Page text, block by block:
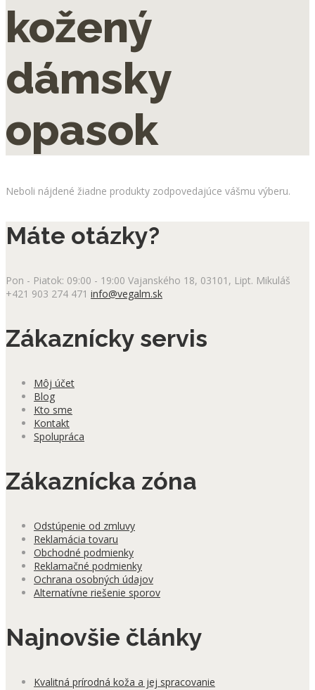
kožený
dámsky
opasok
Neboli nájdené žiadne produkty zodpovedajúce vášmu výberu.
Máte otázky?
Pon - Piatok: 09:00 - 19:00 Vajanského 18, 03101, Lipt. Mikuláš
+421 903 274 471 info@vegalm.sk
Zákaznícky servis
Môj účet
Blog
Kto sme
Kontakt
Spolupráca
Zákaznícka zóna
Odstúpenie od zmluvy
Reklamácia tovaru
Obchodné podmienky
Reklamačné podmienky
Ochrana osobných údajov
Alternatívne riešenie sporov
Najnovšie články
Kvalitná prírodná koža a jej spracovanie